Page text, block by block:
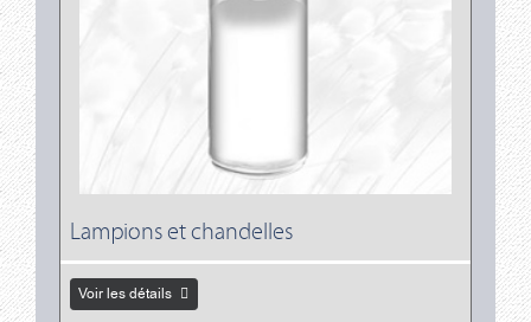
Lampions et chandelles
Voir les détails